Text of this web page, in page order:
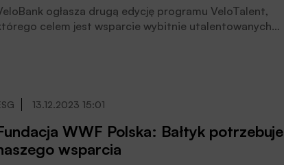
ogłasza drugą edycję programu VeloTalent,
celem jest wsparcie wybitnie utalentowanych
współpracy artystki i ekspertów
jej kariery, poinformował Bank.
13.12.2023 15:01
WWF Polska: Bałtyk potrzebuje
wsparcia